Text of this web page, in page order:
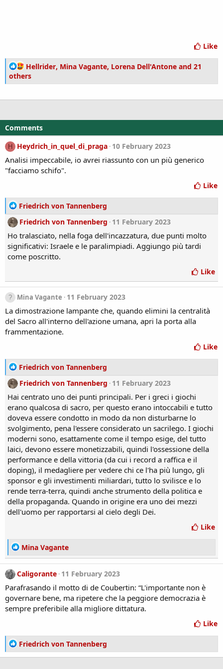
Like
R
e
a
o
n
:
Hellrider, Mina Vagante, Lorena Dell'Antone and 21
others
Comments
H Heydrich_in_quel_di_praga 10 February 2023
Analisi impeccabile, io avrei riassunto con un più generico
"facciamo schifo".
Like
R
a
c
t
o
s
:
Friedrich von Tannenberg
Friedrich von Tannenberg 11 February 2023
Ho tralasciato, nella foga dell'incazzatura, due punti molto
significativi: Israele e le paralimpiadi. Aggiungo più tardi
come poscritto.
Like
Mina Vagante 11 February 2023
La dimostrazione lampante che, quando elimini la centralità
del Sacro all'interno dell'azione umana, apri la porta alla
frammentazione.
Like
R
a
c
t
o
n
s
:
Friedrich von Tannenberg
Friedrich von Tannenberg 11 February 2023
Hai centrato uno dei punti principali. Per i greci i giochi
erano qualcosa di sacro, per questo erano intoccabili e tutto
doveva essere condotto in modo da non disturbarne lo
svolgimento, pena l'essere considerato un sacrilego. I giochi
moderni sono, esattamente come il tempo esige, del tutto
laici, devono essere monetizzabili, quindi l'ossessione della
performance e della vittoria (da cui i record a raffica e il
doping), il medagliere per vedere chi ce l'ha più lungo, gli
sponsor e gli investimenti miliardari, tutto lo svilisce e lo
rende terra-terra, quindi anche strumento della politica e
della propaganda. Quando in origine era uno dei mezzi
dell'uomo per rapportarsi al cielo degli Dei.
Like
R
e
a
c
t
o
n
Mina Vagante
Caligorante 11 February 2023
Parafrasando il motto di de Coubertin: “L'importante non è
governare bene, ma ripetere che la peggiore democrazia è
sempre preferibile alla migliore dittatura.
Like
R
e
Friedrich von Tannenberg